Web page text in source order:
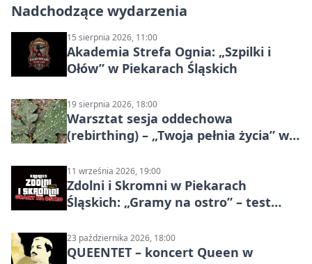
Nadchodzące wydarzenia
15 sierpnia 2026, 11:00
Akademia Strefa Ognia: „Szpilki i
Ołów” w Piekarach Śląskich
19 sierpnia 2026, 18:00
Warsztat sesja oddechowa
(rebirthing) – „Twoja pełnia życia” w
11 września 2026, 19:00
Zdolni i Skromni w Piekarach
Śląskich: „Gramy na ostro” – test
23 października 2026, 18:00
QUEENTET – koncert Queen w